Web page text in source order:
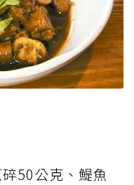
50公克、鯷魚